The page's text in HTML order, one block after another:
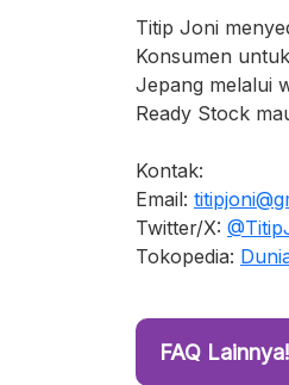
Titip Joni
Konsumen
Jepang melalui
Ready Stock
Kontak:
Email:
Twitter/X:
Tokopedia:
FAQ Lainnya!